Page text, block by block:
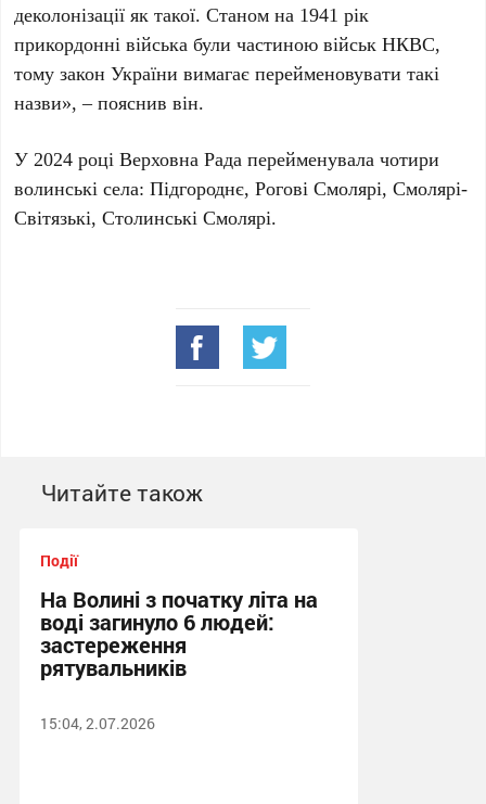
деколонізації як такої. Станом на 1941 рік
прикордонні війська були частиною військ НКВС,
тому закон України вимагає перейменовувати такі
назви», – пояснив він.
У 2024 році Верховна Рада перейменувала чотири
волинські села: Підгороднє, Рогові Смолярі, Смолярі-
Світязькі, Столинські Смолярі.
Читайте також
Події
На Волині з початку літа на
воді загинуло 6 людей:
застереження
рятувальників
15:04, 2.07.2026